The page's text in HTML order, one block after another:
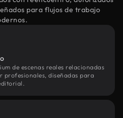
para flujos de trabajo
de escenas reales relacionadas
profesionales, diseñadas para